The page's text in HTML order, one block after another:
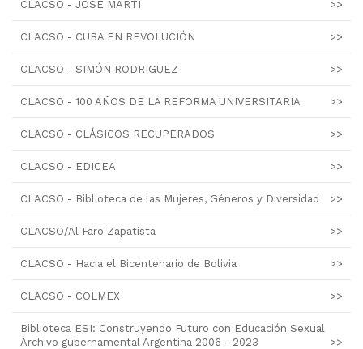
CLACSO - JOSÉ MARTÍ >>
CLACSO - CUBA EN REVOLUCIÓN >>
CLACSO - SIMÓN RODRIGUEZ >>
CLACSO - 100 AÑOS DE LA REFORMA UNIVERSITARIA >>
CLACSO - CLÁSICOS RECUPERADOS >>
CLACSO - EDICEA >>
CLACSO - Biblioteca de las Mujeres, Géneros y Diversidad >>
CLACSO/Al Faro Zapatista >>
CLACSO - Hacia el Bicentenario de Bolivia >>
CLACSO - COLMEX >>
Biblioteca ESI: Construyendo Futuro con Educación Sexual
Archivo gubernamental Argentina 2006 - 2023
>>